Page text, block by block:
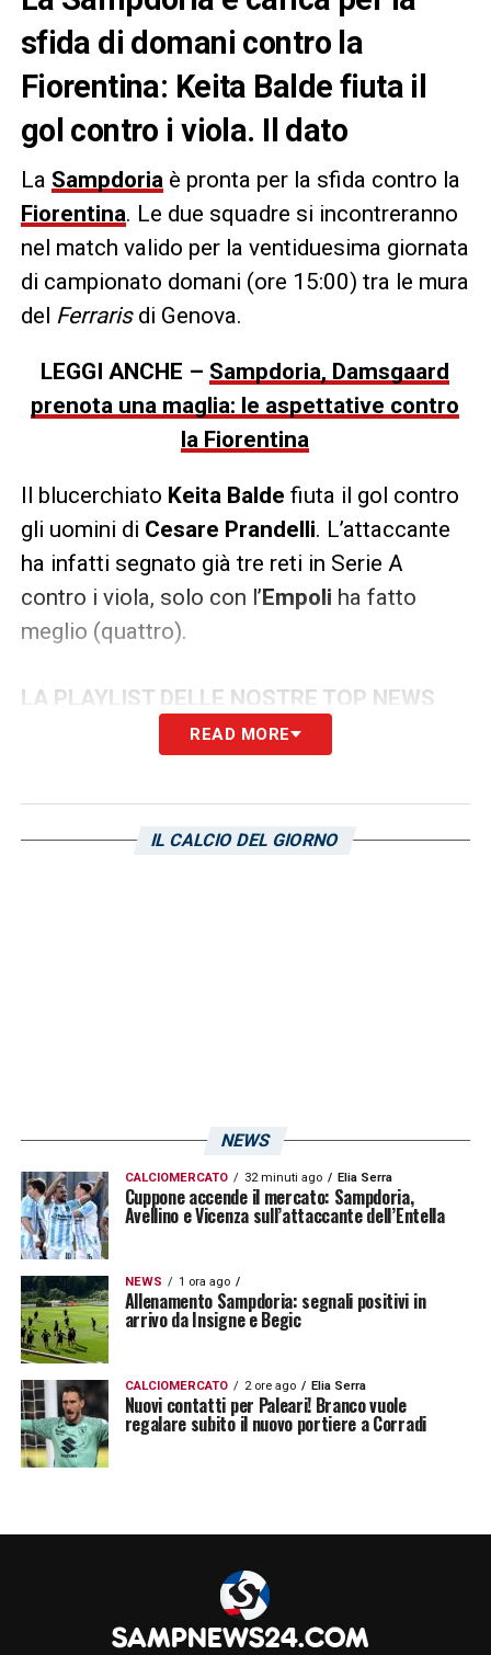
sfida di domani contro la
Fiorentina: Keita Balde fiuta il
gol contro i viola. Il dato
La Sampdoria è pronta per la sfida contro la
Fiorentina. Le due squadre si incontreranno
nel match valido per la ventiduesima giornata
di campionato domani (ore 15:00) tra le mura
del Ferrarisdi Genova.
LEGGI ANCHE – Sampdoria, Damsgaard
prenota una maglia: le aspettative contro
la Fiorentina
Il blucerchiato Keita Balde fiuta il gol contro
gli uomini di Cesare Prandelli. L’attaccante
ha infatti segnato già tre reti in Serie A
contro i viola, solo con l’Empoli ha fatto
meglio (quattro).
LA PLAYLIST DELLE NOSTRE TOP NEWS
READ MORE
IL CALCIO DEL GIORNO
NEWS
CALCIOMERCATO 32 minuti ago Elia Serra
Cuppone accende il mercato: Sampdoria,
Avellino e Vicenza sull’attaccante dell’Entella
NEWS 1 ora ago
Allenamento Sampdoria: segnali positivi in
arrivo da Insigne e Begic
CALCIOMERCATO 2 ore ago Elia Serra
Nuovi contatti per Paleari! Branco vuole
regalare subito il nuovo portiere a Corradi